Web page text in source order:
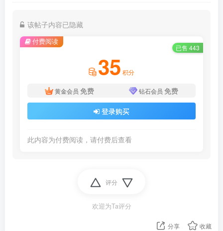
该帖子内容已隐藏
付费阅读
已售 443
35 积分
黄金会员 免费 钻石会员 免费
登录购买
此内容为付费阅读，请付费后查看
评分
欢迎为Ta评分
分享 收藏